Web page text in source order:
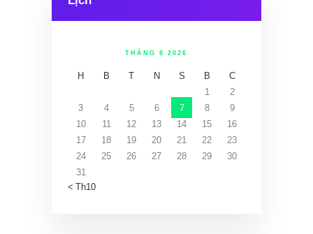
THÁNG 8 2026
H B T N S B
C
1
2
3
4 5 6 7 8
9
10
11 12 13 14 15
16
17
18 19 20 21 22
23
24
25 26 27 28 29
30
31
« Th10